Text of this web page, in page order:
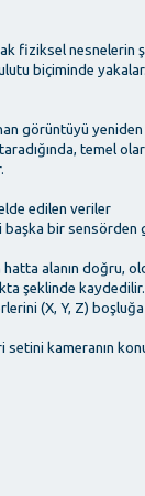
fiziksel
biçiminde
görüntüyü yeniden
temel
elde edilen veriler
bir sensörden
alanın doğru,
şeklinde
(X, Y, Z)
kameranın